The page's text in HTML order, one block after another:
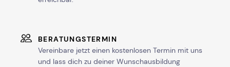
BERATUNGSTERMIN
Vereinbare jetzt einen kostenlosen Termin mit uns
und lass dich zu deiner Wunschausbildung